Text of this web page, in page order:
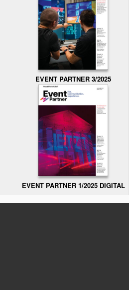
EVENT PARTNER 3/2025
EVENT PARTNER 1/2025 DIGITAL